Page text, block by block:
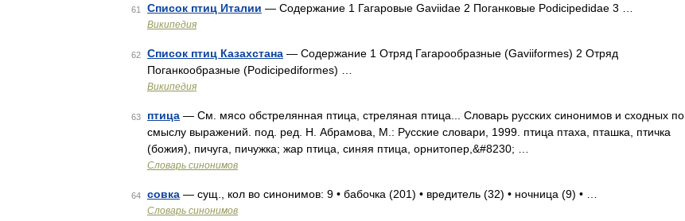
61 Список птиц Италии — Содержание 1 Гагаровые Gaviidae 2 Поганковые Podicipedidae 3 …
Википедия
62 Список птиц Казахстана — Содержание 1 Отряд Гагарообразные (Gaviiformes) 2 Отряд
Поганкообразные (Podicipediformes) …
Википедия
63 птица — См. мясо обстрелянная птица, стреляная птица... Словарь русских синонимов и сходных по
смыслу выражений. под. ред. Н. Абрамова, М.: Русские словари, 1999. птица птаха, пташка, птичка
(божия), пичуга, пичужка; жар птица, синяя птица, орнитопер,&#8230; …
Словарь синонимов
64 совка — сущ., кол во синонимов: 9 • бабочка (201) • вредитель (32) • ночница (9) • …
Словарь синонимов